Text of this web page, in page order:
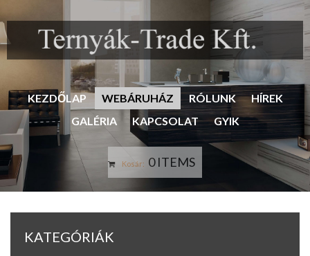
KEZDŐLAP WEBÁRUHÁZ RÓLUNK
HÍREK
GALÉRIA
KAPCSOLAT GYIK
Kosár: 0 ITEMS
KATEGÓRIÁK